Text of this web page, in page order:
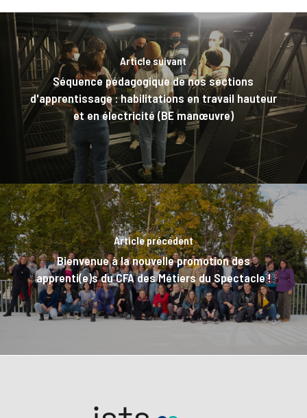
Article suivant
Séquence pédagogique de nos sections
d'apprentissage : habilitations en travail hauteur
et en électricité (BE manœuvre)
Article précédent
Bienvenue à la nouvelle promotion des
apprenti(e)s du CFA des Métiers du Spectacle !